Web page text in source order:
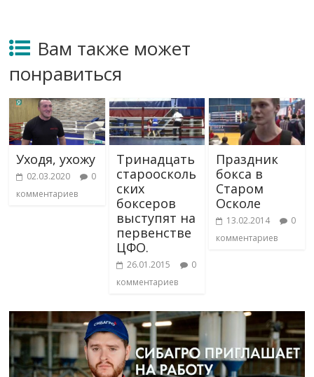
Вам также может
понравиться
Уходя, ухожу
02.03.2020
0
комментариев
Тринадцать
староосколь
ских
боксеров
выступят на
первенстве
ЦФО.
26.01.2015
0
комментариев
Праздник
бокса в
Старом
Осколе
13.02.2014
0
комментариев